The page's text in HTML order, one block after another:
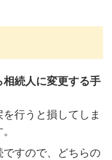
続人に変更する手
行うと損してしま
すので、どちらの